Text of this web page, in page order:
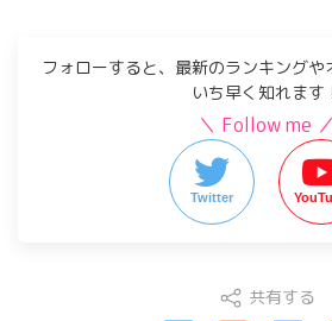
フォローすると、最新のランキングや
いち早く知れます
＼ Follow me ／
Twitter
共有する